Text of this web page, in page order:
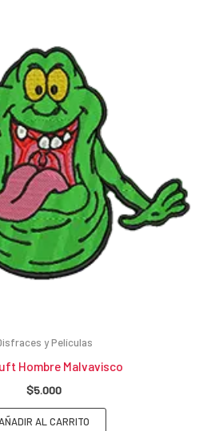
y Películas
Hombre Malvavisco
$5.000
AL CARRITO